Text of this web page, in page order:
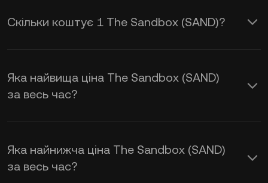
Скільки коштує 1 The Sandbox (SAND)?
KuCoin надає оновлення цін в USD у
режимі реального часу для The
Sandbox (SAND). На ціну The Sandbox
калькулятор KuCoin, щоб отримати
курс обміну
Яка найвища ціна The Sandbox (SAND)
за весь час?
Яка найнижча ціна The Sandbox (SAND)
за весь час?